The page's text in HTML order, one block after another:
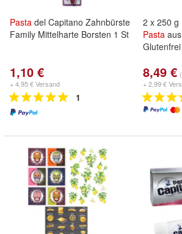
Pasta del Capitano Zahnbürste
Family Mittelharte Borsten 1 St
1,10 €
+ 4,95 € Versand
1
2 x 250 g
Pasta
8,49 €
+ 2,99 €